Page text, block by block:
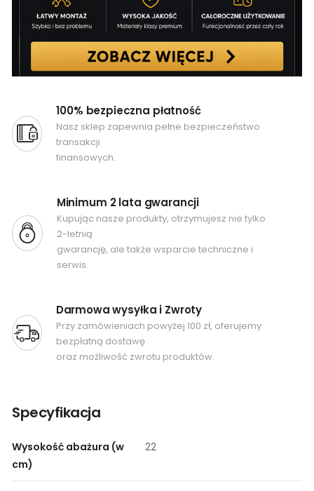
100% bezpieczna płatność
Nasz sklep zapewnia pełne bezpieczeństwo
transakcji
finansowych.
Minimum 2 lata gwarancji
Kupując nasze produkty, otrzymujesz nie tylko
2-letnią
gwarancję, ale także wsparcie techniczne i
serwis.
Darmowa wysyłka i Zwroty
Przy zamówieniach powyżej 100 zł, oferujemy
bezpłatną dostawę
oraz możliwość zwrotu produktów.
Specyfikacja
Wysokość abażura (w
cm)
22